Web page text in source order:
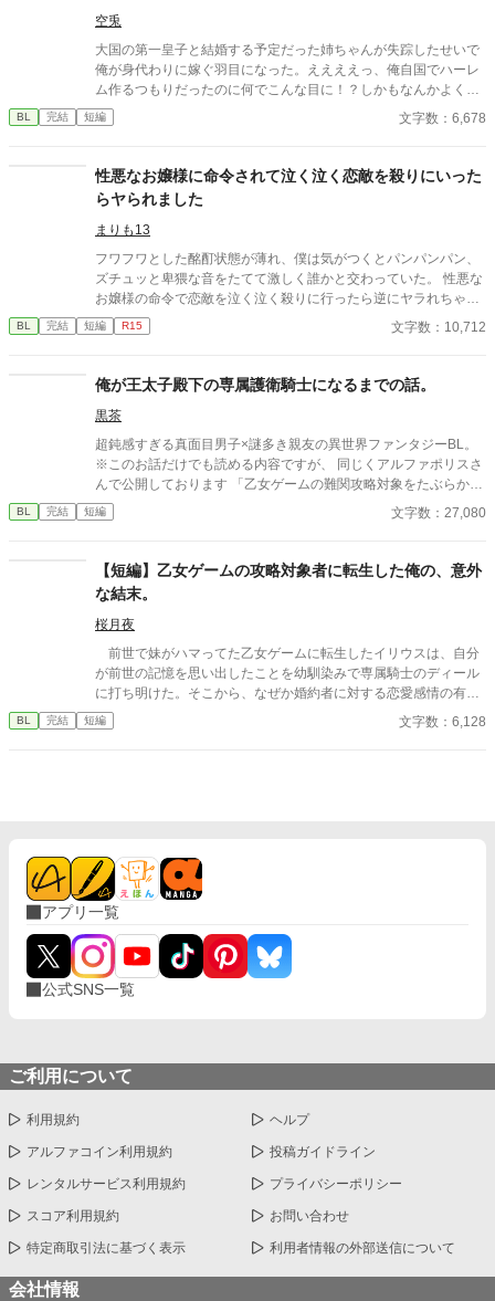
空兎
大国の第一皇子と結婚する予定だった姉ちゃんが失踪したせいで
俺が身代わりに嫁ぐ羽目になった。ええええっ、俺自国でハーレ
ム作るつもりだったのに何でこんな目に！？しかもなんかよくわ
からんが皇子にめっちゃ嫌われているんですけど！？このままだ
と自国の存続が危なそうなので仕方なしにチートスキル使いなが
るんだけどその度に皇子が不機嫌になります。なにこれめんど
い。
BL 完結 短編 文字数：6,678
性悪なお嬢様に命令されて泣く泣く恋敵を殺りにいった
らヤられました
まりも13
フワフワとした酩酊状態が薄れ、僕は気がつくとパンパンパン、
ズチュッと卑猥な音をたてて激しく誰かと交わっていた。 性悪な
お嬢様の命令で恋敵を泣く泣く殺りに行ったら逆にヤラれちゃっ
た、ちょっとアホな子の話です。 （ムーンライトノベルにも掲載
しています）
BL 完結 短編 R15 文字数：10,712
俺が王太子殿下の専属護衛騎士になるまでの話。
黒茶
超鈍感すぎる真面目男子×謎多き親友の異世界ファンタジーBL。
※このお話だけでも読める内容ですが、 同じくアルファポリスさ
んで公開しております 「乙女ゲームの難関攻略対象をたぶらかし
てみた結果。」 と合わせて読んでいただけると、 １０倍くらい楽
しんでいただけると思います。 同じ世界のお話で、登場人物も一
王太子殿下の専属護衛騎士になるのが夢のラルフだが、 魔法の名
門の家系でありながら魔法の才能がイマイチで、 家族にはバカに
されるのがイヤで夢のことを言いだせずにいた。 魔法騎士になる
ために魔法騎士学院に入学して出会ったエルに、 「魔法より剣の
ほうが才能あるんじゃない？」と言われ、 二人で剣の特訓を始め
たが、 その頃から自分の身体（主に心臓あたり）に異変が現れ始
め・・・ これは病気か！？ 持病があっても騎士団に入団できるの
か！？ と不安になるラルフ。 ラルフは無事に専属護衛騎士になれ
るのか！？ ツッコミどころの多い攻めと、 謎が多いながらもそん
BL 完結 短編 文字数：27,080
【短編】乙女ゲームの攻略対象者に転生した俺の、意外
な結末。
桜月夜
前世で妹がハマってた乙女ゲームに転生したイリウスは、自分
が前世の記憶を思い出したことを幼馴染みで専属騎士のディール
に打ち明けた。そこから、なぜか婚約者に対する恋愛感情の有無
を聞かれ……。 思い付いた話を一気に書いたので、不自然な箇
所があるかもしれませんが、広い心でお読みください。
BL 完結 短編 文字数：6,128
アプリ一覧
公式SNS一覧
ご利用について
利用規約 ヘルプ
アルファコイン利用規約 投稿ガイドライン
レンタルサービス利用規約 プライバシーポリシー
スコア利用規約 お問い合わせ
特定商取引法に基づく表示 利用者情報の外部送信について
会社情報